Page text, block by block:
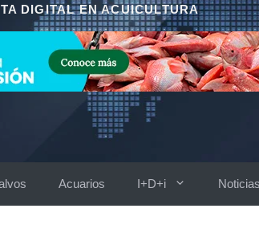
DIGITAL EN ACUICULTURA
Acuarios I+D+i